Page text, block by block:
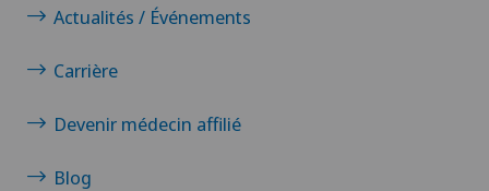
Actualités / Événements
Carrière
Devenir médecin affilié
Blog